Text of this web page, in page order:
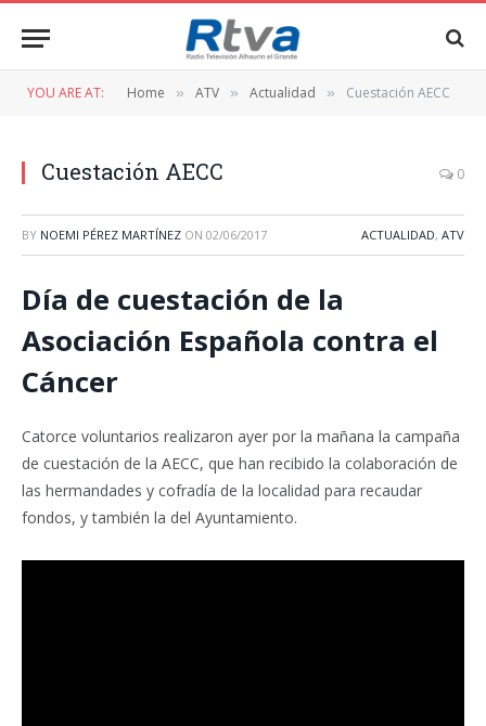
YOU ARE AT: Home » ATV » Actualidad » Cuestación AECC
Cuestación AECC 0
BY NOEMI PÉREZ MARTÍNEZ ON 02/06/2017 ACTUALIDAD, ATV
Día de cuestación de la
Asociación Española contra el
Cáncer
Catorce voluntarios realizaron ayer por la mañana la campaña
de cuestación de la AECC, que han recibido la colaboración de
las hermandades y cofradía de la localidad para recaudar
fondos, y también la del Ayuntamiento.